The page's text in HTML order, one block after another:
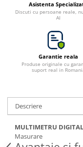
Asistenta
Discuti cu persoane reale,
AI
Garantie reala
Produse originale cu
suport real in
Descriere
MULTIMETRU
Masurare